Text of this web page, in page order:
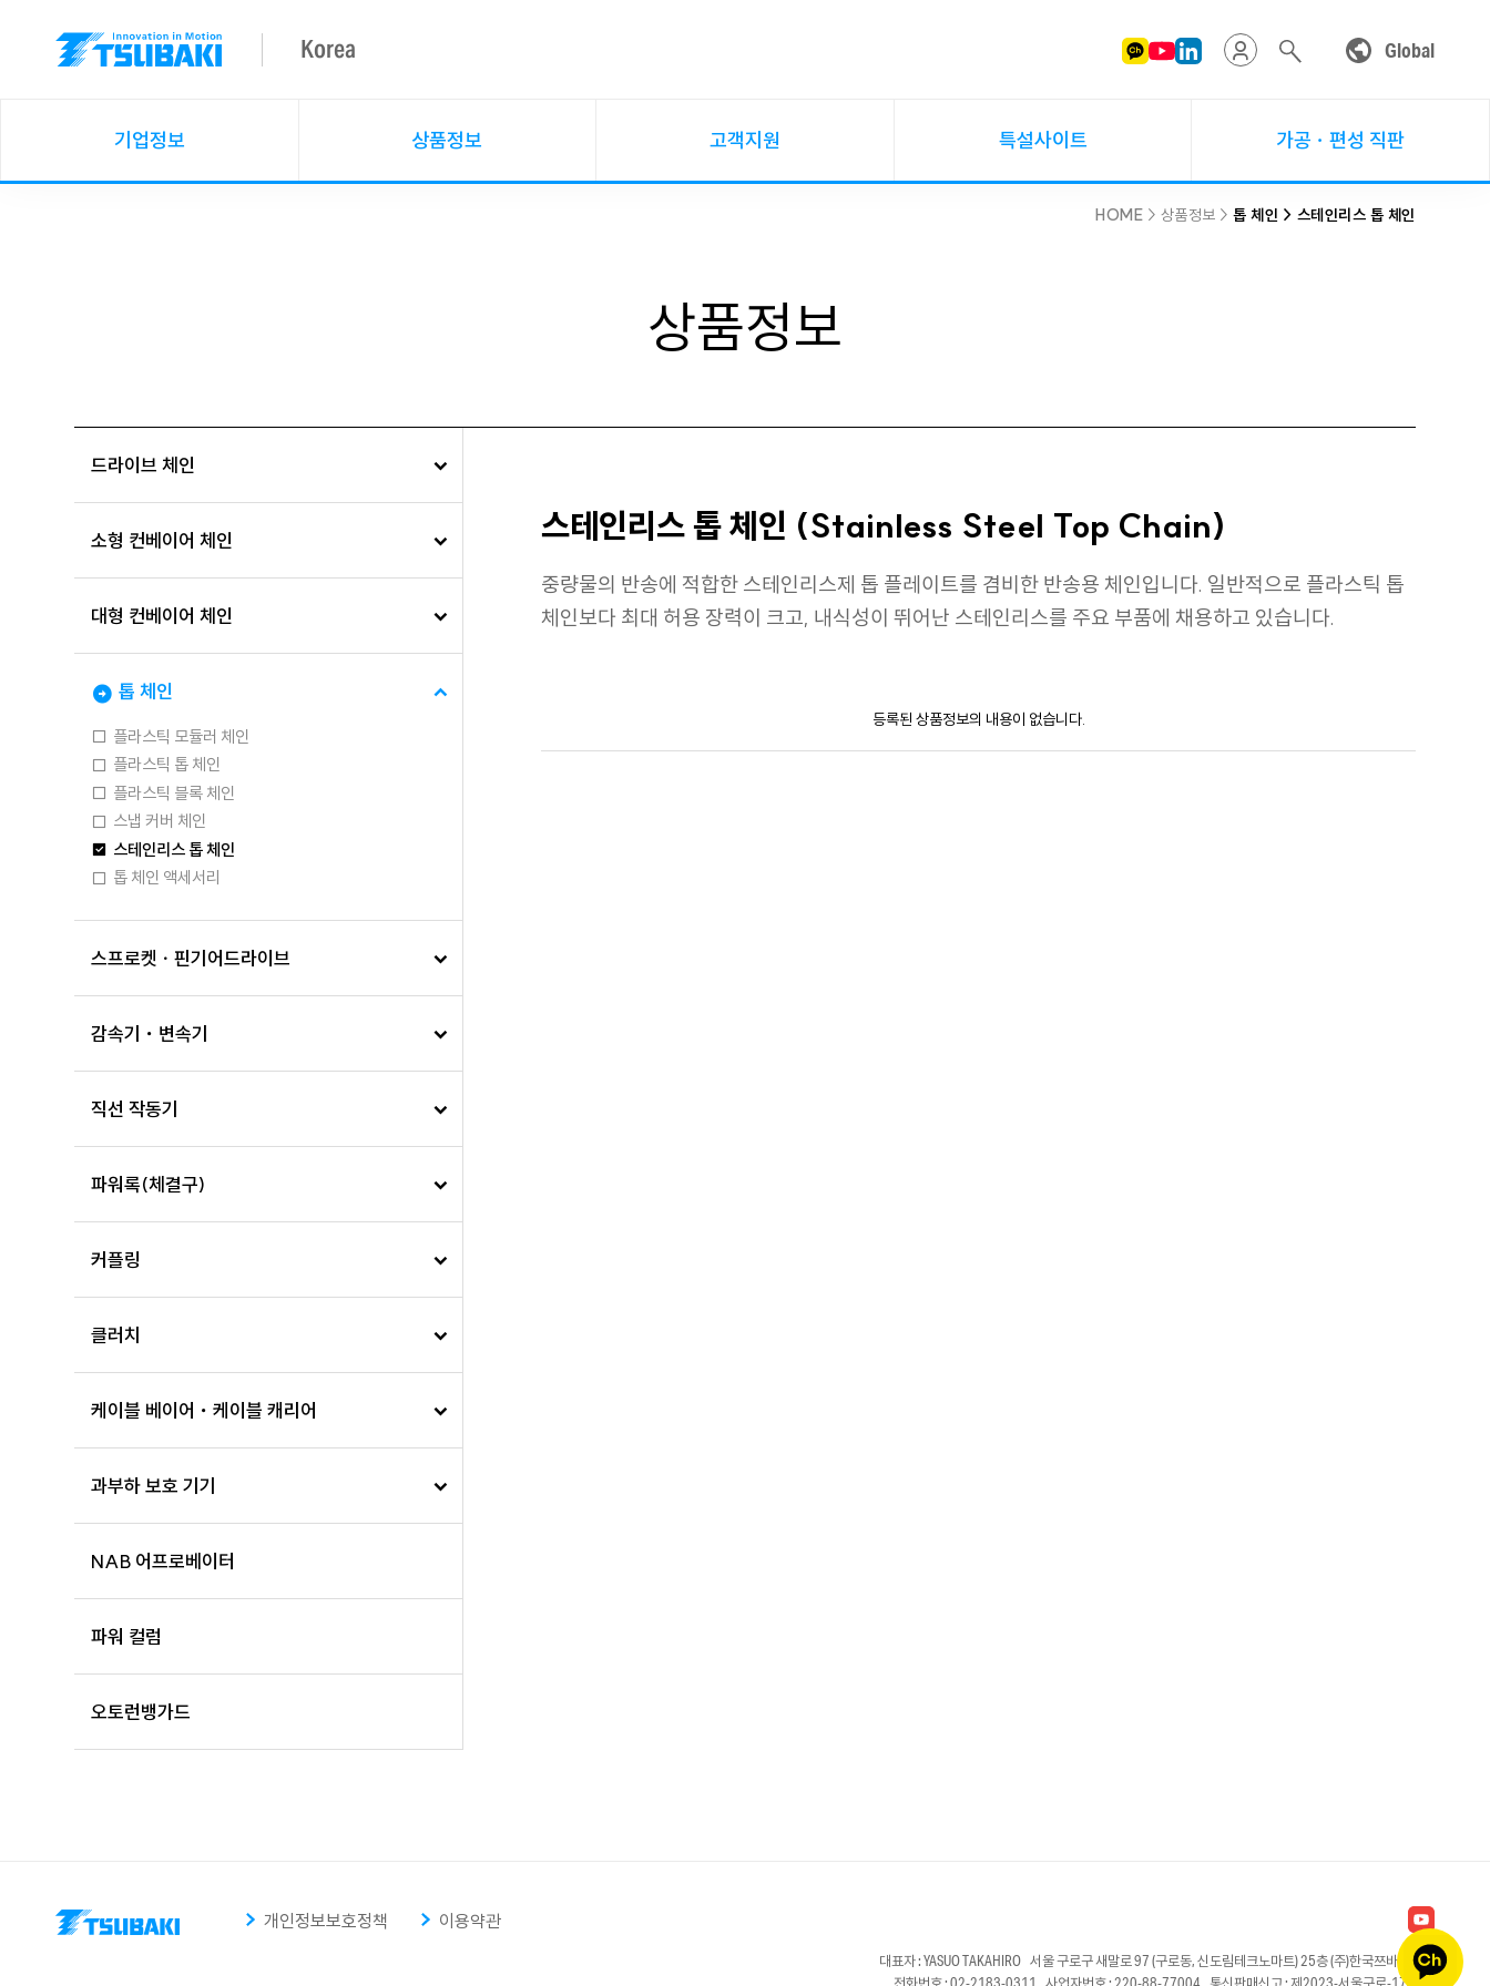
Korea Global
기업정보 상품정보 고객지원 특설사이트 가공ㆍ편성 직판
HOME > 상품정보 >톱 체인 > 스테인리스 톱 체인
상품정보
드라이브 체인
소형 컨베이어 체인
대형 컨베이어 체인
톱 체인
플라스틱 모듈러 체인
플라스틱 톱 체인
플라스틱 블록 체인
스냅 커버 체인
스테인리스 톱 체인
톱 체인 액세서리
스프로켓ㆍ핀기어드라이브
감속기・변속기
직선 작동기
파워록(체결구)
커플링
클러치
케이블 베이어・케이블 캐리어
과부하 보호 기기
NAB 어프로베이터
파워 컬럼
오토런뱅가드
스테인리스 톱 체인 (Stainless Steel Top Chain)
중량물의 반송에 적합한 스테인리스제 톱 플레이트를 겸비한 반송용 체인입니다. 일반적으로 플라스틱 톱
체인보다 최대 허용 장력이 크고, 내식성이 뛰어난 스테인리스를 주요 부품에 채용하고 있습니다.
등록된 상품정보의 내용이 없습니다.
개인정보보호정책 이용약관
대표자 : YASUO TAKAHIRO 서울 구로구 새말로 97 (구로동, 신도림테크노마트) 25층 (주)한국쯔바키모토